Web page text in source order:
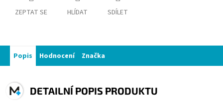
ZEPTAT SE HLÍDAT SDÍLET
Popis Hodnocení Značka
DETAILNÍ POPIS PRODUKTU